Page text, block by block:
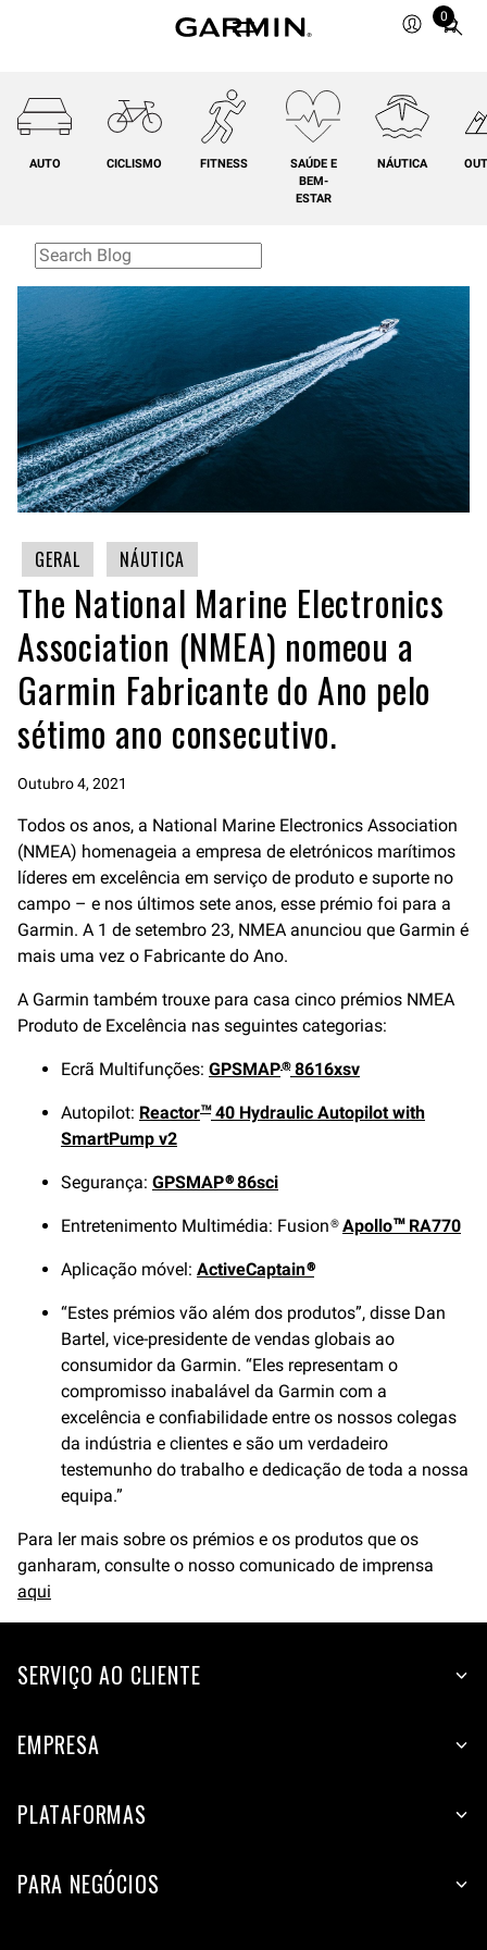
0
Total
AUTO CICLISMO FITNESS
SAÚDE E
BEM-
ESTAR
NÁUTICA
GERAL NÁUTICA
The National Marine Electronics
Association (NMEA) nomeou a
Garmin Fabricante do Ano pelo
sétimo ano consecutivo.
Outubro 4, 2021
Todos os anos, a National Marine Electronics Association
(NMEA) homenageia a empresa de eletrónicos marítimos
líderes em excelência em serviço de produto e suporte no
campo – e nos últimos sete anos, esse prémio foi para a
Garmin. A 1 de setembro 23, NMEA anunciou que Garmin é
mais uma vez o Fabricante do Ano.
A Garmin também trouxe para casa cinco prémios NMEA
Produto de Excelência nas seguintes categorias:
Ecrã Multifunções: GPSMAP®8616xsv
Autopilot: Reactor™40 Hydraulic Autopilot with
SmartPump v2
Segurança: GPSMAP® 86sci
Entretenimento Multimédia: Fusion®Apollo™ RA770
Aplicação móvel: ActiveCaptain®
“Estes prémios vão além dos produtos”, disse Dan
Bartel, vice-presidente de vendas globais ao
consumidor da Garmin. “Eles representam o
compromisso inabalável da Garmin com a
excelência e confiabilidade entre os nossos colegas
da indústria e clientes e são um verdadeiro
testemunho do trabalho e dedicação de toda a nossa
equipa.”
Para ler mais sobre os prémios e os produtos que os
ganharam, consulte o nosso comunicado de imprensa
aqui
SERVIÇO AO CLIENTE
EMPRESA
PLATAFORMAS
PARA NEGÓCIOS